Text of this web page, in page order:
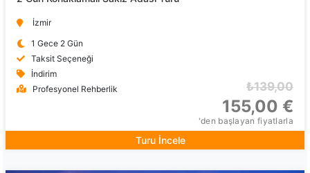
İzmir
1 Gece 2 Gün
Taksit Seçeneği
İndirim
Profesyonel Rehberlik
₺139,00
155,00 €
'den başlayan fiyatlarla
Turu İncele